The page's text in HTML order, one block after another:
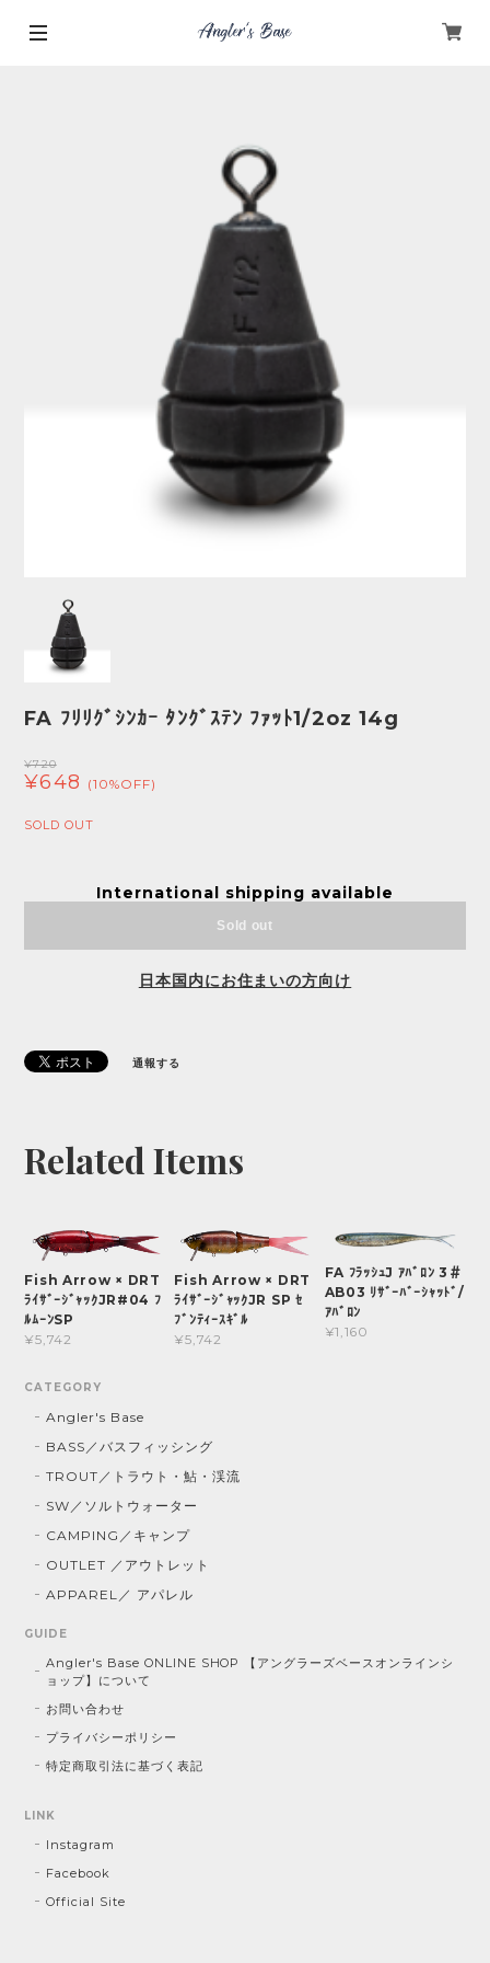
FA ﾌﾘﾘｸﾞｼﾝｶｰ ﾀﾝｸﾞｽﾃﾝ ﾌｧｯﾄ1/2oz 14g
¥720
¥648 (10%OFF)
SOLD OUT
International shipping available
Sold out
日本国内にお住まいの方向け
通報する
Related Items
Fish Arrow × DRT
ﾗｲｻﾞｰｼﾞｬｯｸJR#04 ﾌ
ﾙﾑｰﾝSP
¥5,742
Fish Arrow × DRT
ﾗｲｻﾞｰｼﾞｬｯｸJR SP ｾ
ﾌﾞﾝﾃｨｰｽｷﾞﾙ
¥5,742
FA ﾌﾗｯｼｭJ ｱﾊﾞﾛﾝ 3＃
AB03 ﾘｻﾞｰﾊﾞｰｼｬｯﾄﾞ/
ｱﾊﾞﾛﾝ
¥1,160
CATEGORY
Angler's Base
BASS／バスフィッシング
TROUT／トラウト・鮎・渓流
SW／ソルトウォーター
CAMPING／キャンプ
OUTLET ／アウトレット
APPAREL／ アパレル
GUIDE
Angler's Base ONLINE SHOP 【アングラーズベースオンラインシ
ョップ】について
お問い合わせ
プライバシーポリシー
特定商取引法に基づく表記
LINK
Instagram
Facebook
Official Site